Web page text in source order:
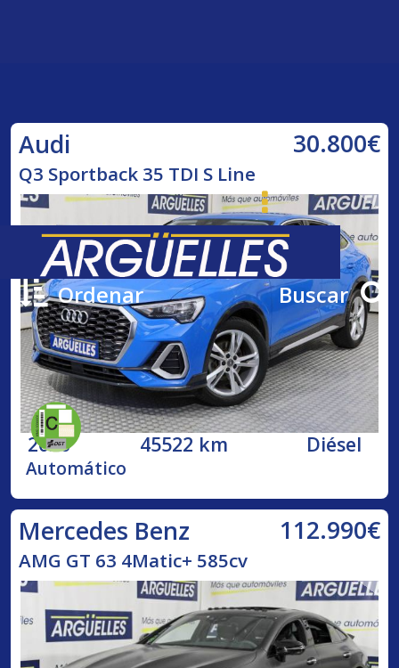
Ordenar Buscar
Audi 30.800€
Q3 Sportback 35 TDI S Line
2020 45522 km Diésel
Automático
Mercedes Benz 112.990€
AMG GT 63 4Matic+ 585cv